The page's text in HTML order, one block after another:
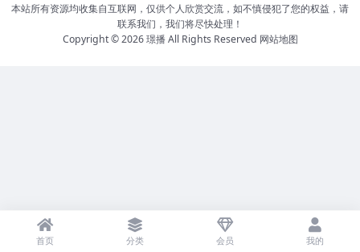
本站所有资源均收集自互联网，仅供个人欣赏交流，如不慎侵犯了您的权益，请
联系我们，我们将尽快处理！
Copyright © 2026璟播All Rights Reserved 网站地图
首页 分类 会员 我的